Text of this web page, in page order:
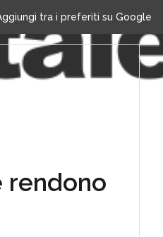
tra i preferiti su Google
rendono